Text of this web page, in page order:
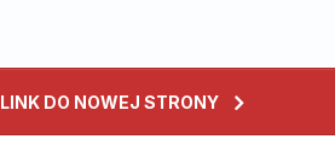
LINK DO NOWEJ STRONY